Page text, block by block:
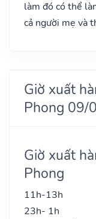
làm đó có thể
cả người mẹ và
Giờ xuất
Phong 09/
Giờ xuất
Phong
11h-13h
23h- 1h